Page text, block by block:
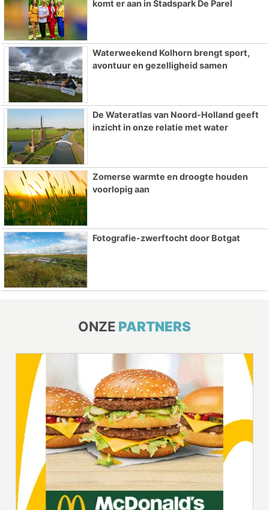
komt er aan in Stadspark De Parel
Waterweekend Kolhorn brengt sport,
avontuur en gezelligheid samen
De Wateratlas van Noord-Holland geeft
inzicht in onze relatie met water
Zomerse warmte en droogte houden
voorlopig aan
Fotografie-zwerftocht door Botgat
ONZE PARTNERS